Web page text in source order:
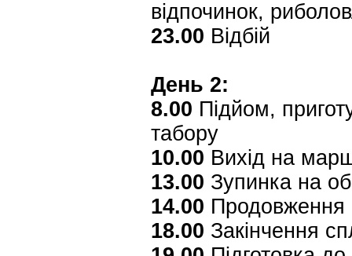
відпочинок,
23.00 Відбій
День 2:
8.00 Підйом,
табору
10.00 Вихід на
13.00 Зупинка на
14.00
18.00 Закінчення